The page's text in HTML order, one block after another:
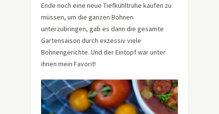
Ende noch eine neue Tiefkühltruhe kaufen zu
müssen, um die ganzen Bohnen
unterzubringen, gab es dann die gesamte
Gartensaison durch exzessiv viele
Bohnengerichte. Und der Eintopf war unter
ihnen mein Favorit!